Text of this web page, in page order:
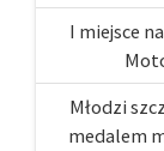
I miejsce
Młodzi
medalem